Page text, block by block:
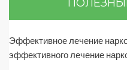
Эффективное лечение
эффективного лечение